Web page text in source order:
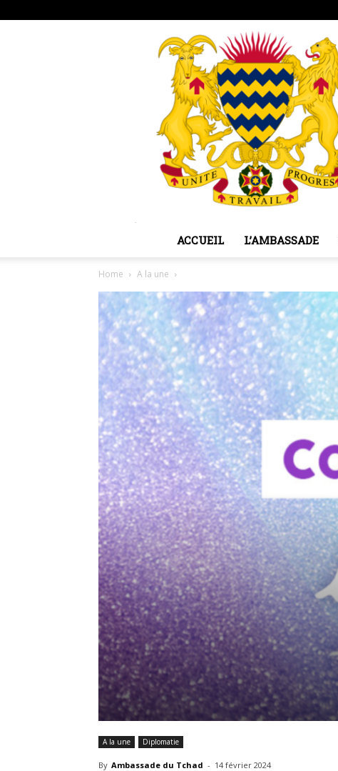
ACCUEIL L’AMBASSADE
Home A la une
A la une Diplomatie
By Ambassade du Tchad - 14 février 2024